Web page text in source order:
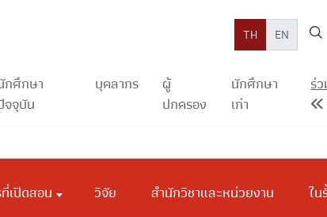
TH EN
กศึกษา
จจุบัน
บุคลากร
ผู้
ปกครอง
นักศึกษา
เก่า
ร่
เปิดสอน วิจัย สำนักวิชาและหน่วยงาน ใน